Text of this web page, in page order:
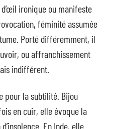
ironique ou manifeste
féminité assumée
Porté différemment, il
ou affranchissement
indifférent.
pour la subtilité. Bijou
en cuir, elle évoque la
En Inde, elle